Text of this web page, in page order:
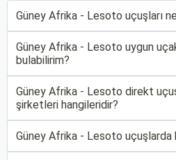
Güney Afrika - Lesoto uçuşları
Güney Afrika - Lesoto uygun
bulabilirim?
Güney Afrika - Lesoto direkt
şirketleri hangileridir?
Güney Afrika - Lesoto uçuşlarda